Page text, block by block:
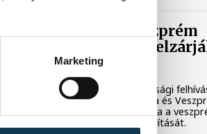
Marketing
Lekapcsolják Veszprém
díszkivilágítását,
szökőkutakat
A kormány energiatakarékossági
csatlakozva Veszprém városa és
Főegyházmegye is lekapcsolta a
és nevezetességek díszkivilágítását.